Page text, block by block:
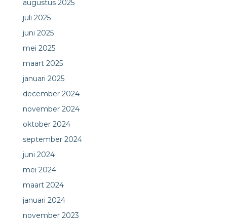
augustus 2025
juli 2025
juni 2025
mei 2025
maart 2025
januari 2025
december 2024
november 2024
oktober 2024
september 2024
juni 2024
mei 2024
maart 2024
januari 2024
november 2023